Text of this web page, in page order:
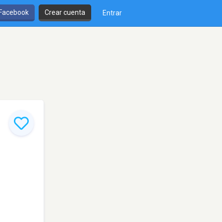
Crear cuenta Entrar